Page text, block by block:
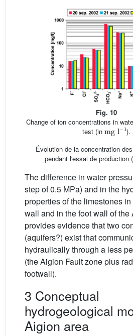
Fig. 10
Change of ion concentrations in
test (in
mgl-1
).
Évolution de la concentration
pendant l'essai de production
The difference in water
step of 0.5 MPa) and in the
properties of the limestones
wall and in the foot wall of the
provides evidence that two
(aquifers?) exist that
hydraulically through a less
(the Aigion Fault zone plus
footwall).
3 Conceptual
hydrogeological
Aigion area